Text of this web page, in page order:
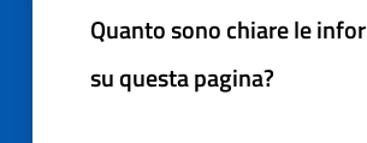
Quanto sono chiare le
su questa pagina?